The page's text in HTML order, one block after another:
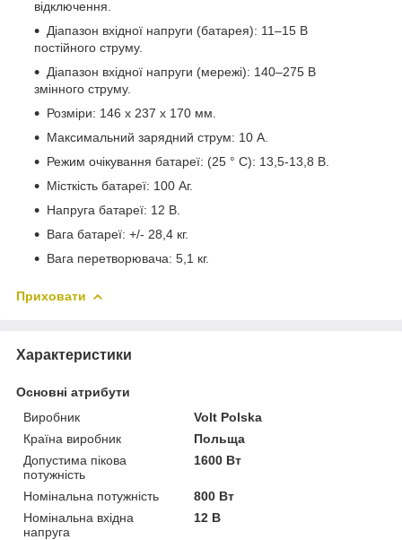
відключення.
Діапазон вхідної напруги (батарея): 11–15 В
постійного струму.
Діапазон вхідної напруги (мережі): 140–275 В
змінного струму.
Розміри: 146 х 237 х 170 мм.
Максимальний зарядний струм: 10 А.
Режим очікування батареї: (25 ° С): 13,5-13,8 В.
Місткість батареї: 100 Аг.
Напруга батареї: 12 В.
Вага батареї: +/- 28,4 кг.
Вага перетворювача: 5,1 кг.
Приховати
Характеристики
Основні атрибути
Виробник
Volt Polska
Країна виробник
Польща
Допустима пікова
потужність
1600 Вт
Номінальна потужність
800 Вт
Номінальна вхідна
напруга
12 В